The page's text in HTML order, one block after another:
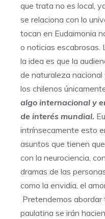
que trata no es local,
se relaciona con lo
tocan en Eudaimonia
o noticias escabrosas.
la idea es que la
de naturaleza
los chilenos
algo internacional y
de interés mundial.
intrínsecamente esto
asuntos que tienen
con la neurociencia,
dramas de las
como la envidia, el
Pretendemos
paulatina se irán